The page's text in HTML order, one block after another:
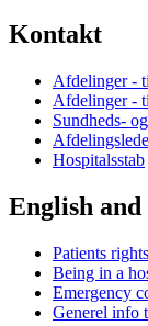
Kontakt
Afdelinger -
Afdelinger -
Sundheds-
Hospitalsstab
English and
Patients rights
Being in a
Emergency
Generel info